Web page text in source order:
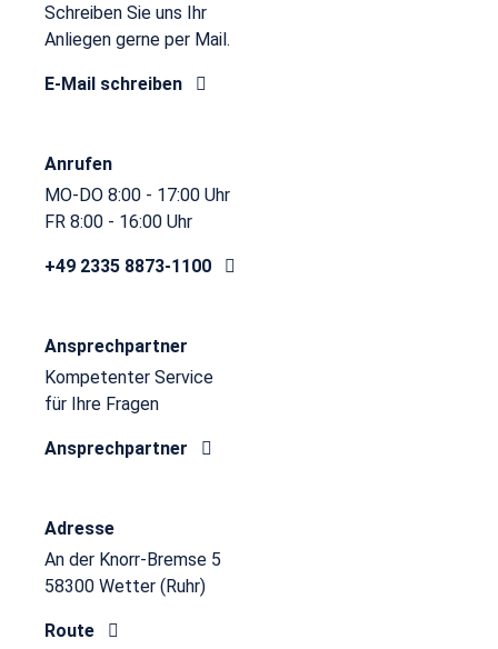
Schreiben Sie uns Ihr
Anliegen gerne per Mail.
E-Mail schreiben
Anrufen
MO-DO 8:00 - 17:00 Uhr
FR 8:00 - 16:00 Uhr
+49 2335 8873-1100
Ansprechpartner
Kompetenter Service
für Ihre Fragen
Ansprechpartner
Adresse
An der Knorr-Bremse 5
58300 Wetter (Ruhr)
Route